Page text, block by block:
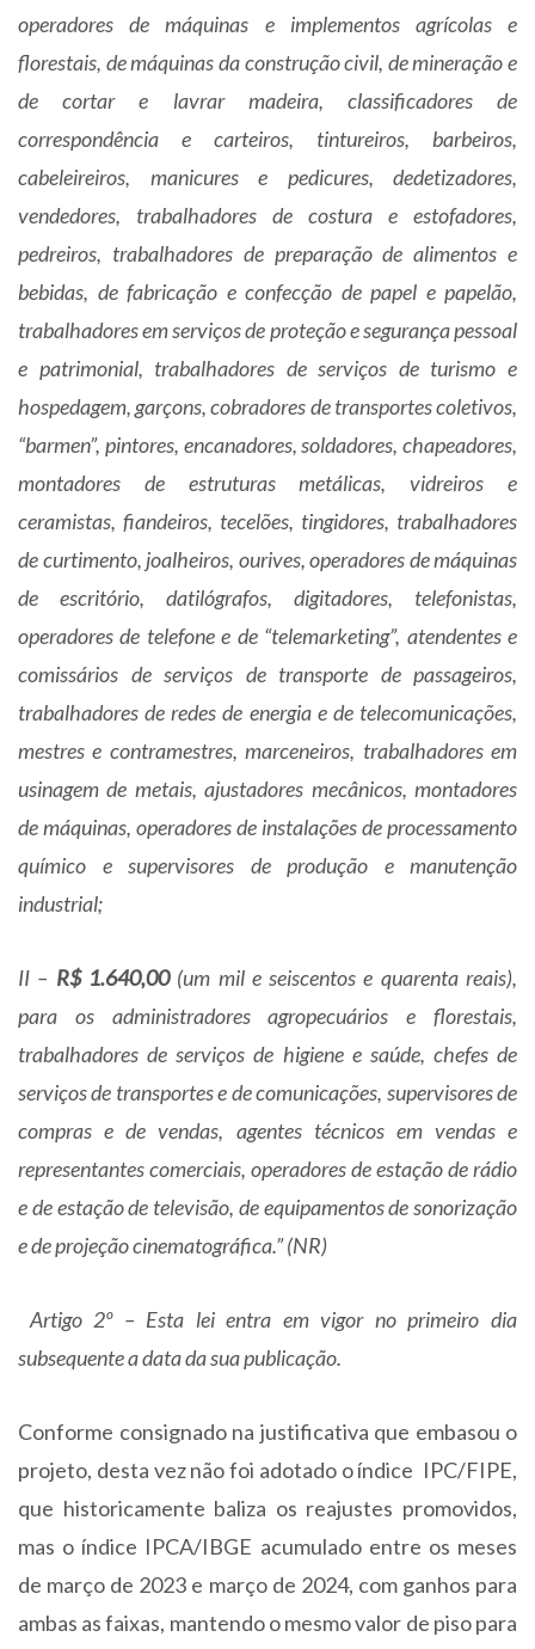
operadores de máquinas e implementos agrícolas e
florestais, de máquinas da construção civil, de mineração e
de cortar e lavrar madeira, classificadores de
correspondência e carteiros, tintureiros, barbeiros,
cabeleireiros, manicures e pedicures, dedetizadores,
vendedores, trabalhadores de costura e estofadores,
pedreiros, trabalhadores de preparação de alimentos e
bebidas, de fabricação e confecção de papel e papelão,
trabalhadores em serviços de proteção e segurança pessoal
e patrimonial, trabalhadores de serviços de turismo e
hospedagem, garçons, cobradores de transportes coletivos,
“barmen”, pintores, encanadores, soldadores, chapeadores,
montadores de estruturas metálicas, vidreiros e
ceramistas, fiandeiros, tecelões, tingidores, trabalhadores
de curtimento, joalheiros, ourives, operadores de máquinas
de escritório, datilógrafos, digitadores, telefonistas,
operadores de telefone e de “telemarketing”, atendentes e
comissários de serviços de transporte de passageiros,
trabalhadores de redes de energia e de telecomunicações,
mestres e contramestres, marceneiros, trabalhadores em
usinagem de metais, ajustadores mecânicos, montadores
de máquinas, operadores de instalações de processamento
químico e supervisores de produção e manutenção
industrial;
II – R$ 1.640,00 (um mil e seiscentos e quarenta reais),
para os administradores agropecuários e florestais,
trabalhadores de serviços de higiene e saúde, chefes de
serviços de transportes e de comunicações, supervisores de
compras e de vendas, agentes técnicos em vendas e
representantes comerciais, operadores de estação de rádio
e de estação de televisão, de equipamentos de sonorização
e de projeção cinematográfica.” (NR)
Artigo 2º – Esta lei entra em vigor no primeiro dia
subsequente a data da sua publicação.
Conforme consignado na justificativa que embasou o
projeto, desta vez não foi adotado o índice IPC/FIPE,
que historicamente baliza os reajustes promovidos,
mas o índice IPCA/IBGE acumulado entre os meses
de março de 2023 e março de 2024, com ganhos para
ambas as faixas, mantendo o mesmo valor de piso para